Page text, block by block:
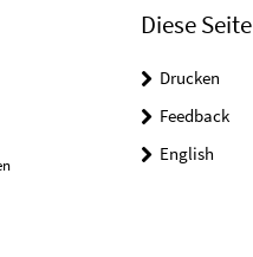
Diese Seite
Drucken
Feedback
English